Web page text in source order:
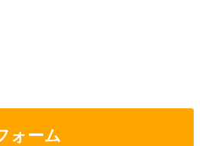
ォーム